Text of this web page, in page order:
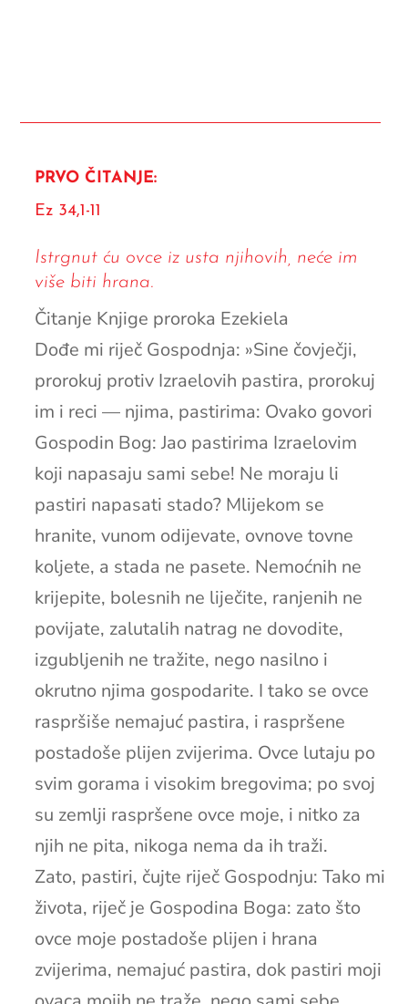
PRVO ČITANJE:
Ez 34,1-11
Istrgnut ću ovce iz usta njihovih, neće im
više biti hrana.
Čitanje Knjige proroka Ezekiela
Dođe mi riječ Gospodnja: »Sine čovječji,
prorokuj protiv Izraelovih pastira, prorokuj
im i reci — njima, pastirima: Ovako govori
Gospodin Bog: Jao pastirima Izraelovim
koji napasaju sami sebe! Ne moraju li
pastiri napasati stado? Mlijekom se
hranite, vunom odijevate, ovnove tovne
koljete, a stada ne pasete. Nemoćnih ne
krijepite, bolesnih ne liječite, ranjenih ne
povijate, zalutalih natrag ne dovodite,
izgubljenih ne tražite, nego nasilno i
okrutno njima gospodarite. I tako se ovce
raspršiše nemajuć pastira, i raspršene
postadoše plijen zvijerima. Ovce lutaju po
svim gorama i visokim bregovima; po svoj
su zemlji raspršene ovce moje, i nitko za
njih ne pita, nikoga nema da ih traži.
Zato, pastiri, čujte riječ Gospodnju: Tako mi
života, riječ je Gospodina Boga: zato što
ovce moje postadoše plijen i hrana
zvijerima, nemajuć pastira, dok pastiri moji